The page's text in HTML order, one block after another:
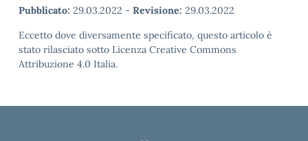
Pubblicato: 29.03.2022 - Revisione: 29.03.2022
Eccetto dove diversamente specificato, questo articolo è
stato rilasciato sotto Licenza Creative Commons
Attribuzione 4.0 Italia.